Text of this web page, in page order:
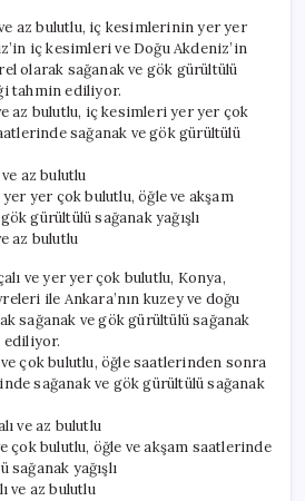
az bulutlu, iç kesimlerinin yer yer
iç kesimleri ve Doğu Akdeniz’in
olarak sağanak ve gök gürültülü
tahmin ediliyor.
az bulutlu, iç kesimleri yer yer çok
sağanak ve gök gürültülü
az bulutlu
yer çok bulutlu, öğle ve akşam
gürültülü sağanak yağışlı
az bulutlu
ve yer yer çok bulutlu, Konya,
ile Ankara’nın kuzey ve doğu
sağanak ve gök gürültülü sağanak
ediliyor.
çok bulutlu, öğle saatlerinden sonra
sağanak ve gök gürültülü sağanak
ve az bulutlu
çok bulutlu, öğle ve akşam saatlerinde
sağanak yağışlı
ve az bulutlu